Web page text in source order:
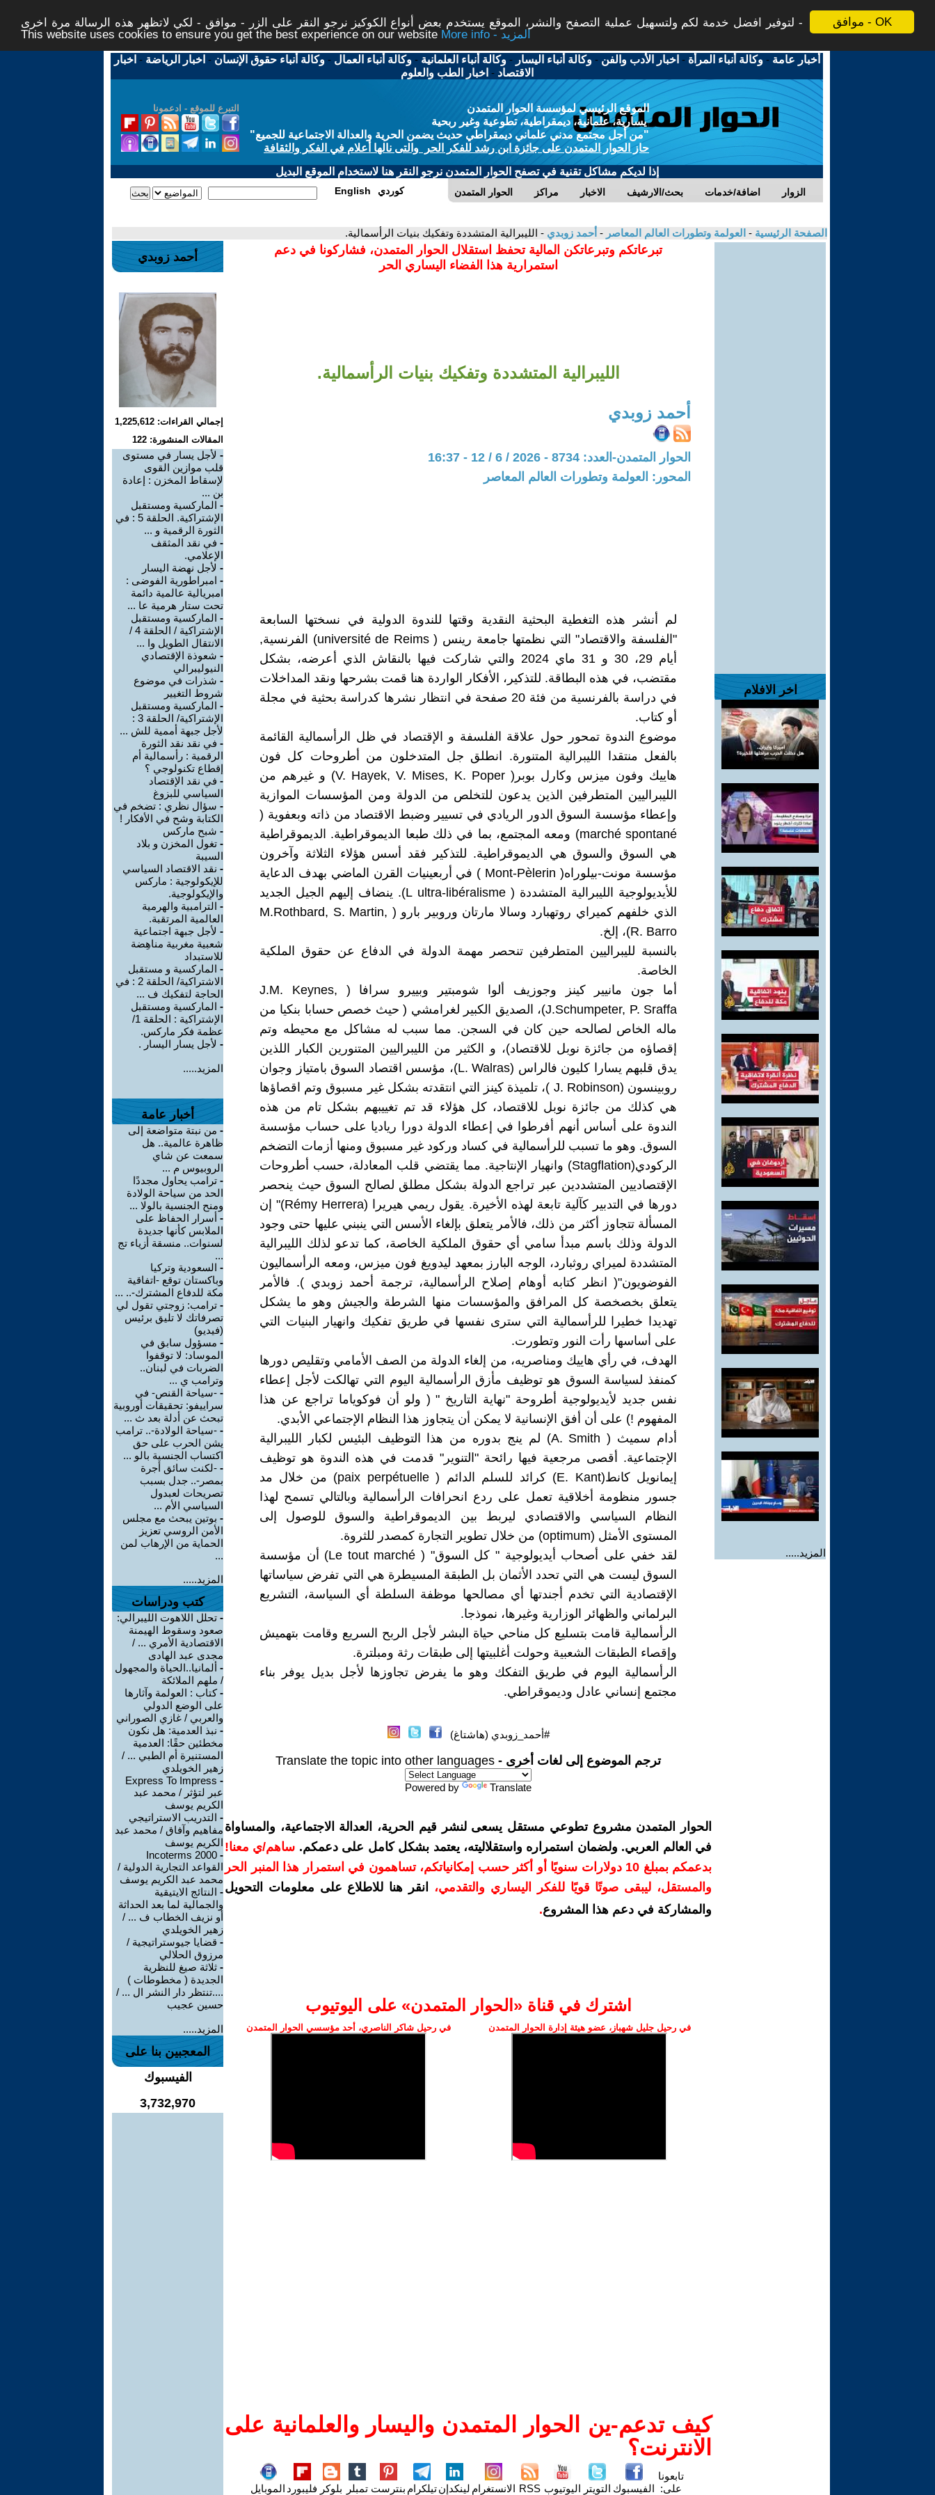
موافق - OK
لتوفير افضل خدمة لكم ولتسهيل عملية التصفح والنشر، الموقع يستخدم بعض أنواع الكوكيز نرجو النقر على الزر - موافق - لكي لاتظهر هذه الرسالة مرة اخرى -
This website uses cookies to ensure you get the best experience on our website
More info - المزيد
أخبار عامة -وكالة أنباء المرأة - اخبار الأدب والفن -وكالة أنباء اليسار -وكالة أنباء العلمانية -وكالة أنباء العمال -وكالة أنباء حقوق الإنسان - اخبار الرياضة - اخبار
الاقتصاد - اخبار الطب والعلوم
التبرع للموقع - ادعمونا
الموقع الرئيسي لمؤسسة الحوار المتمدن
يسارية، علمانية، ديمقراطية، تطوعية وغير ربحية
"من أجل مجتمع مدني علماني ديمقراطي حديث يضمن الحرية والعدالة الاجتماعية للجميع"
حاز الحوار المتمدن على جائزة ابن رشد للفكر الحر والتى نالها أعلام في الفكر والثقافة
إذا لديكم مشاكل تقنية في تصفح الحوار المتمدن نرجو النقر هنا لاستخدام الموقع البديل
الحوار المتمدن مراكز الاخبار بحث/الارشيف اضافة/خدمات الزوار English كوردي
الصفحة الرئيسية - العولمة وتطورات العالم المعاصر - أحمد زوبدي - الليبرالية المتشددة وتفكيك بنيات الرأسمالية.
اخر الافلام
المزيد.....
تبرعاتكم وتبرعاتكن المالية تحفظ استقلال الحوار المتمدن، فشاركونا في دعم
استمرارية هذا الفضاء اليساري الحر
الليبرالية المتشددة وتفكيك بنيات الرأسمالية.
أحمد زوبدي
الحوار المتمدن-العدد: 8734 - 2026 / 6 / 12 - 16:37
المحور: العولمة وتطورات العالم المعاصر
لم أنشر هذه التغطية البحثية النقدية وقتها للندوة الدولية في نسختها السابعة
"الفلسفة والاقتصاد" التي نظمتها جامعة رينس ( université de Reims) الفرنسية,
أيام 29، 30 و 31 ماي 2024 والتي شاركت فيها بالنقاش الذي أعرضه، بشكل
مقتضب، في هذه البطاقة. للتذكير، الأفكار الواردة هنا قمت بشرحها ونقد المداخلات
في دراسة بالفرنسية من فئة 20 صفحة في انتظار نشرها كدراسة بحثية في مجلة
أو كتاب.
موضوع الندوة تمحور حول علاقة الفلسفة و الإقتصاد في ظل الرأسمالية القائمة
بالفعل منتقدا الليبرالية المتنورة. انطلق جل المتدخلون من أطروحات كل فون
هاييك وفون ميزس وكارل بوبر( V. Hayek, V. Mises, K. Poper) و غيرهم من
الليبراليين المتطرفين الذين يدعون للتخلص من الدولة ومن المؤسسات الموازية
وإعطاء مؤسسة السوق الدور الريادي في تسيير وضبط الاقتصاد من ذاته وبعفوية (
marché spontané) ومعه المجتمع، بما في ذلك طبعا الديموقراطية. الديموقراطية
هي السوق والسوق هي الديموقراطية. للتذكير فقد أسس هؤلاء الثلاثة وآخرون
مؤسسة مونت-بيلوراه( Mont-Pèlerin ) في أربعينيات القرن الماضي بهدف الدعاية
للأيديولوجية الليبرالية المتشددة ( L ultra-libéralisme). ينضاف إليهم الجيل الجديد
الذي خلفهم كميراي روتهبارد وسالا مارتان وروبير بارو ( M.Rothbard, S. Martin,
R. Barro)، إلخ.
بالنسبة لليبراليين المتطرفين تنحصر مهمة الدولة في الدفاع عن حقوق الملكية
الخاصة.
أما جون مانيير كينز وجوزيف ألوا شومبتير وبييرو سرافا ( J.M. Keynes,
J.Schumpeter, P. Sraffa)، الصديق الكبير لغرامشي ( حيث خصص حسابا بنكيا من
ماله الخاص لصالحه حين كان في السجن. مما سبب له مشاكل مع محيطه وتم
إقصاؤه من جائزة نوبل للاقتصاد)، و الكثير من الليبراليين المتنورين الكبار اللذين
يدق قلبهم يسارا كليون فالراس (L. Walras)، مؤسس اقتصاد السوق بامتياز وجوان
روبينسون (J. Robinson )، تلميذة كينز التي انتقدته بشكل غير مسبوق وتم اقصاؤها
هي كذلك من جائزة نوبل للاقتصاد، كل هؤلاء قد تم تغييبهم بشكل تام من هذه
الندوة على أساس أنهم أفرطوا في إعطاء الدولة دورا رياديا على حساب مؤسسة
السوق. وهو ما تسبب للرأسمالية في كساد وركود غير مسبوق ومنها أزمات التضخم
الركودي(Stagflation) وانهيار الإنتاجية. مما يقتضي قلب المعادلة، حسب أطروحات
الإقتصاديين المتشددين عبر تراجع الدولة بشكل مطلق لصالح السوق حيث ينحصر
دورها في التدبير كآلية تابعة لهذه الأخيرة. يقول ريمي هيريرا (Rémy Herrera)" إن
المسألة تتجاوز أكثر من ذلك، فالأمر يتعلق بإلغاء الأسس التي ينبني عليها حتى وجود
الدولة وذلك باسم مبدأ سامي أي حقوق الملكية الخاصة، كما تدعو لذلك الليبرالية
المتشددة لميراي روثبارد، الوجه البارز بمعهد ليدويغ فون ميزس، ومعه الرأسماليون
الفوضويون"( انظر كتابه أوهام إصلاح الرأسمالية، ترجمة أحمد زوبدي ). فالأمر
يتعلق بخصخصة كل المرافق والمؤسسات منها الشرطة والجيش وهو ما يشكل
تهديدا خطيرا للرأسمالية التي سترى نفسها في طريق تفكيك وانهيار البنيات التي
على أساسها رأت النور وتطورت.
الهدف، في رأي هاييك ومناصريه، من إلغاء الدولة من الصف الأمامي وتقليص دورها
كمنفذ لسياسة السوق هو توظيف مأزق الرأسمالية اليوم التي تهالكت لأجل إعطاء
نفس جديد لأيديولوجية أطروحة "نهاية التاريخ " ( ولو أن فوكوياما تراجع عن هذا
المفهوم !) على أن أفق الإنسانية لا يمكن أن يتجاوز هذا النظام الإجتماعي الأبدي.
أدام سميث ( A. Smith) لم ينج بدوره من هذا التوظيف البئيس لكبار الليبرالية
الإجتماعية. أقصى مرجعية فيها رائحة "التنوير" قدمت في هذه الندوة هو توظيف
إيمانويل كانط(E. Kant) كرائد للسلم الدائم ( paix perpétuelle) من خلال مد
جسور منظومة أخلاقية تعمل على ردع انحرافات الرأسمالية وبالتالي تسمح لهذا
النظام السياسي والاقتصادي ليربط بين الديموقراطية والسوق للوصول إلى
المستوى الأمثل (optimum) من خلال تطوير التجارة كمصدر للثروة.
لقد خفي على أصحاب أيديولوجية " كل السوق" ( Le tout marché) أن مؤسسة
السوق ليست هي التي تحدد الأثمان بل الطبقة المسيطرة هي التي تفرض سياساتها
الإقتصادية التي تخدم أجندتها أي مصالحها موظفة السلطة أي السياسة، التشريع
البرلماني والظهائر الوزارية وغيرها، نموذجا.
الرأسمالية قامت بتسليع كل مناحي حياة البشر لأجل الربح السريع وقامت بتهميش
وإقصاء الطبقات الشعبية وحولت أغلبيتها إلى طبقات رثة ومبلترة.
الرأسمالية اليوم في طريق التفكك وهو ما يفرض تجاوزها لأجل بديل يوفر بناء
مجتمع إنساني عادل وديموقراطي.
#أحمد_زوبدي (هاشتاغ)
ترجم الموضوع إلى لغات أخرى - Translate the topic into other languages
Powered by Translate
الحوار المتمدن مشروع تطوعي مستقل يسعى لنشر قيم الحرية، العدالة الاجتماعية، والمساواة
في العالم العربي. ولضمان استمراره واستقلاليته، يعتمد بشكل كامل على دعمكم. ساهم/ي معنا!
بدعمكم بمبلغ 10 دولارات سنويًا أو أكثر حسب إمكانياتكم، تساهمون في استمرار هذا المنبر الحر
والمستقل، ليبقى صوتًا قويًا للفكر اليساري والتقدمي،
انقر هنا للاطلاع على معلومات التحويل
والمشاركة في دعم هذا المشروع.
اشترك في قناة ‫«الحوار المتمدن» على اليوتيوب
في رحيل جليل شهباز، عضو هيئة إدارة الحوار المتمدن في رحيل شاكر الناصري، أحد مؤسسي الحوار المتمدن
كيف تدعم-ين الحوار المتمدن واليسار والعلمانية على
الانترنت؟
تابعونا
على: الفيسبوك التويتر اليوتيوب RSS الانستغرام لينكدإنتيلكرام بنترست تمبلر بلوكر فليبورد الموبايل
أحمد زوبدي
إجمالي القراءات: 1,225,612
المقالات المنشورة: 122
- لأجل يسار في مستوى
قلب موازين القوى
لإسقاط المخزن : إعادة
بن ...
- الماركسية ومستقبل
الإشتراكية. الحلقة 5 : في
الثورة الرقمية و ...
- في نقد المثقف
الإعلامي.
- لأجل نهضة اليسار
- امبراطورية الفوضى :
امبريالية عالمية دائمة
تحت ستار هرمية عا ...
- الماركسية ومستقبل
الإشتراكية / الحلقة 4 /
الانتقال الطويل وا ...
- شعوذة الإقتصادي
النيوليبرالي
- شذرات في موضوع
شروط التغيير
- الماركسية ومستقبل
الإشتراكية/ الحلقة 3 :
لأجل جبهة أممية للش ...
- في نقد نقد الثورة
الرقمية : رأسمالية أم
إقطاع تكنولوجي ؟
- في نقد الإقتصاد
السياسي للبزوغ
- سؤال نظري : تضخم في
الكتابة وشح في الأفكار !
- شبح ماركس
- تغول المخزن و بلاد
السيبة
- نقد الاقتصاد السياسي
للإيكولوجية : ماركس
والإيكولوجية.
- الترامبية والهرمية
العالمية المرتقبة.
- لأجل جبهة اجتماعية
شعبية مغربية مناهِضة
للاستبداد
- الماركسية و مستقبل
الاشتراكية/ الحلقة 2 : في
الحاجة لتفكيك ف ...
- الماركسية ومستقبل
الإشتراكية : الحلقة 1/
عظمة فكر ماركس.
- لأجل يسار اليسار .
المزيد.....
أخبار عامة
- من نبتة متواضعة إلى
ظاهرة عالمية.. هل
سمعت عن شاي
الروبيوس م ...
- ترامب يحاول مجددًا
الحد من سياحة الولادة
ومنح الجنسية بالولا ...
- أسرار الحفاظ على
الملابس كأنها جديدة
لسنوات.. منسقة أزياء تج
...
- السعودية وتركيا
وباكستان توقع -اتفاقية
مكة للدفاع المشترك-.. ...
- ترامب: زوجتي تقول لي
تصرفاتك لا تليق برئيس
(فيديو)
- مسؤول سابق في
الموساد: لا توقفوا
الضربات في لبنان..
وترامب ي ...
- -سياحة القنص- في
سراييفو: تحقيقات أوروبية
تبحث عن أدلة بعد ث ...
- -سياحة الولادة-.. ترامب
يشن الحرب على حق
اكتساب الجنسية بالو ...
- -لكنت سائق أجرة
بمصر-.. جدل بسبب
تصريحات لعبدول
السياسي الأم ...
- بوتين يبحث مع مجلس
الأمن الروسي تعزيز
الحماية من الإرهاب لمن
...
المزيد.....
كتب ودراسات
- تحلل اللاهوت الليبرالي:
صعود وسقوط الهيمنة
الاقتصادية الأمري ... /
مجدى عبد الهادى
- ألمانيا..الحياة والمجهول
/ ملهم الملائكة
-كتاب : العولمة وآثارها
على الوضع الدولي
والعربي / غازي الصوراني
- نبذ العدمية: هل نكون
مخطئين حقًا: العدمية
المستنيرة أم الطبي ... /
زهير الخويلدي
-
Express To Impress
عبر لتؤثر / محمد عبد
الكريم يوسف
- التدريب الاستراتيجي
مفاهيم وآفاق / محمد عبد
الكريم يوسف
-
Incoterms 2000
القواعد التجارية الدولية /
محمد عبد الكريم يوسف
- النتائج الايتيقية
والجمالية لما بعد الحداثة
أو نزيف الخطاب ف ... /
زهير الخويلدي
- قضايا جيوستراتيجية /
مرزوق الحلالي
- ثلاثة صيغ للنظرية
الجديدة ( مخطوطات )
....تنتظر دار النشر ال ... /
حسين عجيب
المزيد.....
المعجبين بنا على
الفيسبوك
3,732,970